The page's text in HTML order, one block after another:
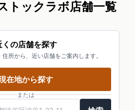
トックラボ店舗一覧
くの店舗を探す
所から、近い店舗をご案内します。
在地から探す
または